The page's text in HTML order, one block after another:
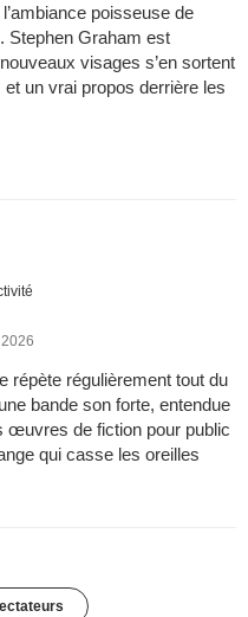
poisseuse de
Stephen Graham est
visages s’en sortent
un vrai propos derrière les
répète régulièrement tout du
bande son forte, entendue
œuvres de fiction pour public
qui casse les oreilles